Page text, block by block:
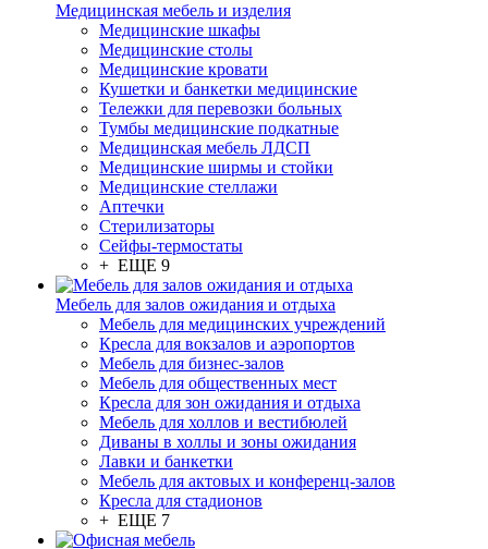
Медицинская мебель и изделия
Медицинские шкафы
Медицинские столы
Медицинские кровати
Кушетки и банкетки медицинские
Тележки для перевозки больных
Тумбы медицинские подкатные
Медицинская мебель ЛДСП
Медицинские ширмы и стойки
Медицинские стеллажи
Аптечки
Стерилизаторы
Сейфы-термостаты
+ ЕЩЕ 9
Мебель для залов ожидания и отдыха
Мебель для медицинских учреждений
Кресла для вокзалов и аэропортов
Мебель для бизнес-залов
Мебель для общественных мест
Кресла для зон ожидания и отдыха
Мебель для холлов и вестибюлей
Диваны в холлы и зоны ожидания
Лавки и банкетки
Мебель для актовых и конференц-залов
Кресла для стадионов
+ ЕЩЕ 7